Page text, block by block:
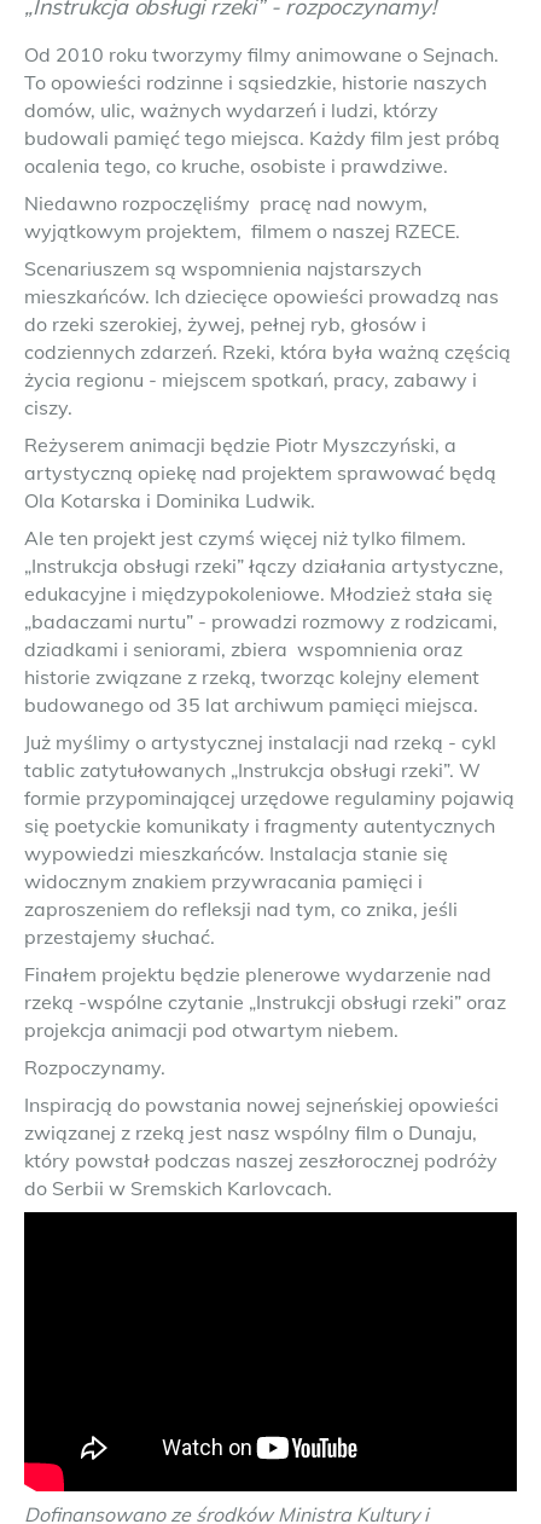
„Instrukcja obsługi rzeki” - rozpoczynamy!
Od 2010 roku tworzymy filmy animowane o Sejnach.
To opowieści rodzinne i sąsiedzkie, historie naszych
domów, ulic, ważnych wydarzeń i ludzi, którzy
budowali pamięć tego miejsca. Każdy film jest próbą
ocalenia tego, co kruche, osobiste i prawdziwe.
Niedawno rozpoczęliśmy pracę nad nowym,
wyjątkowym projektem, filmem o naszej RZECE.
Scenariuszem są wspomnienia najstarszych
mieszkańców. Ich dziecięce opowieści prowadzą nas
do rzeki szerokiej, żywej, pełnej ryb, głosów i
codziennych zdarzeń. Rzeki, która była ważną częścią
życia regionu - miejscem spotkań, pracy, zabawy i
ciszy.
Reżyserem animacji będzie Piotr Myszczyński, a
artystyczną opiekę nad projektem sprawować będą
Ola Kotarska i Dominika Ludwik.
Ale ten projekt jest czymś więcej niż tylko filmem.
„Instrukcja obsługi rzeki” łączy działania artystyczne,
edukacyjne i międzypokoleniowe. Młodzież stała się
„badaczami nurtu” - prowadzi rozmowy z rodzicami,
dziadkami i seniorami, zbiera wspomnienia oraz
historie związane z rzeką, tworząc kolejny element
budowanego od 35 lat archiwum pamięci miejsca.
Już myślimy o artystycznej instalacji nad rzeką - cykl
tablic zatytułowanych „Instrukcja obsługi rzeki”. W
formie przypominającej urzędowe regulaminy pojawią
się poetyckie komunikaty i fragmenty autentycznych
wypowiedzi mieszkańców. Instalacja stanie się
widocznym znakiem przywracania pamięci i
zaproszeniem do refleksji nad tym, co znika, jeśli
przestajemy słuchać.
Finałem projektu będzie plenerowe wydarzenie nad
rzeką -wspólne czytanie „Instrukcji obsługi rzeki” oraz
projekcja animacji pod otwartym niebem.
Rozpoczynamy.
Inspiracją do powstania nowej sejneńskiej opowieści
związanej z rzeką jest nasz wspólny film o Dunaju,
który powstał podczas naszej zeszłorocznej podróży
do Serbii w Sremskich Karlovcach.
Dofinansowano ze środków Ministra Kultury i